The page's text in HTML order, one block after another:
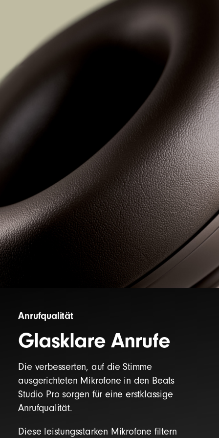
Anrufqualität
Glasklare Anrufe
Die verbesserten, auf die Stimme
ausgerichteten Mikrofone in den Beats
Studio Pro sorgen für eine erstklassige
Anrufqualität.
Diese leistungsstarken Mikrofone filtern